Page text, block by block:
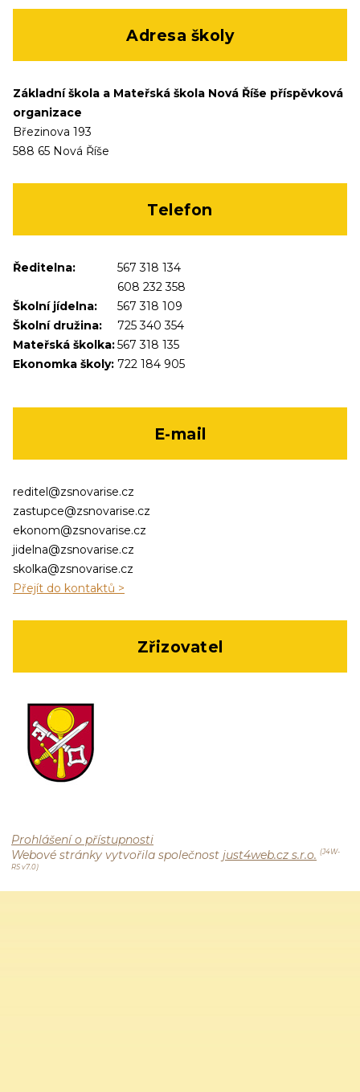
Adresa školy
Základní škola a Mateřská škola Nová Říše příspěvková
organizace
Březinova 193
588 65 Nová Říše
Telefon
Ředitelna:
567 318 134
608 232 358
Školní jídelna:
567 318 109
Školní družina:
725 340 354
Mateřská školka:567 318 135
Ekonomka školy: 722 184 905
E-mail
reditel@zsnovarise.cz
zastupce@zsnovarise.cz
ekonom@zsnovarise.cz
jidelna@zsnovarise.cz
skolka@zsnovarise.cz
Přejít do kontaktů >
Zřizovatel
Prohlášení o přístupnosti
Webové stránky vytvořila společnost just4web.cz s.r.o. (J4W-
RS v7.0)